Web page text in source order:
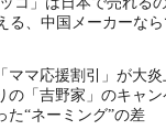
る、中国メーカーな
ママ応援割引」が大
の「吉野家」のキャン
た“ネーミング”の差